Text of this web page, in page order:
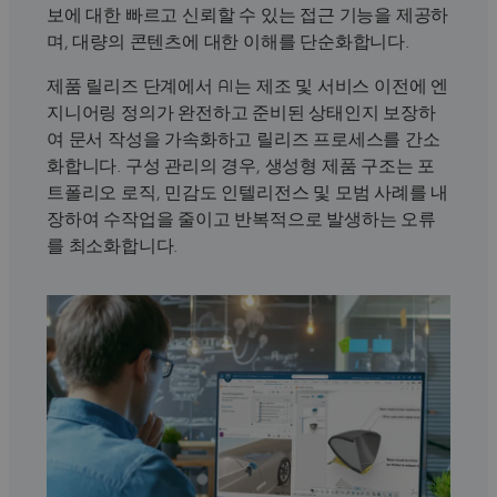
보에 대한 빠르고 신뢰할 수 있는 접근 기능을 제공하
며, 대량의 콘텐츠에 대한 이해를 단순화합니다.
제품 릴리즈 단계에서 AI는 제조 및 서비스 이전에 엔
지니어링 정의가 완전하고 준비된 상태인지 보장하
여 문서 작성을 가속화하고 릴리즈 프로세스를 간소
화합니다. 구성 관리의 경우, 생성형 제품 구조는 포
트폴리오 로직, 민감도 인텔리전스 및 모범 사례를 내
장하여 수작업을 줄이고 반복적으로 발생하는 오류
를 최소화합니다.